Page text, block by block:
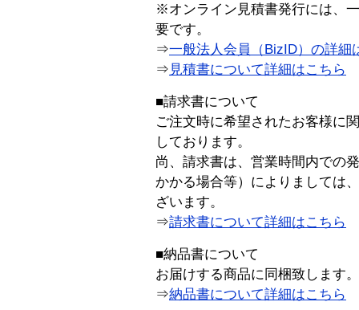
※オンライン見積書発行には、
要です。
⇒一般法人会員（BizID）の詳細
⇒ 見積書について詳細はこちら
■請求書について
ご注文時に希望されたお客様に
しております。
尚、請求書は、営業時間内での
かかる場合等）によりましては
ざいます。
⇒請求書について詳細はこちら
■納品書について
お届けする商品に同梱致します。
⇒納品書について詳細はこちら